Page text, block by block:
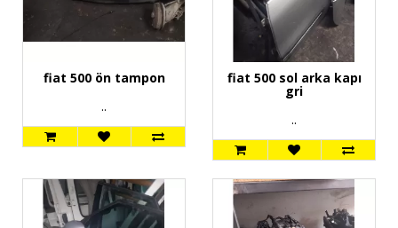
fiat 500 ön tampon
..
fiat 500 sol arka kapı
gri
..